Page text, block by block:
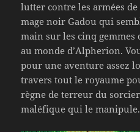
lutter contre les armées
mage noir Gadou qui
main sur les cinq
au monde d’Alpherion.
pour une aventure assez
travers tout le royaume
règne de terreur du
maléfique qui le manipule.